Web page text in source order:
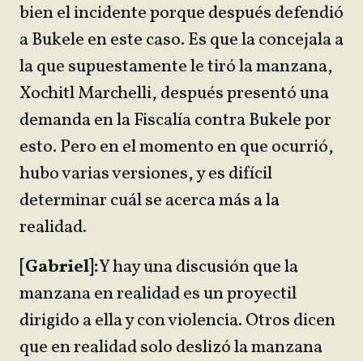
bien el incidente porque después defendió
a Bukele en este caso. Es que la concejala a
la que supuestamente le tiró la manzana,
Xochitl Marchelli, después presentó una
demanda en la Fiscalía contra Bukele por
esto. Pero en el momento en que ocurrió,
hubo varias versiones, y es difícil
determinar cuál se acerca más a la
realidad.
[Gabriel]:Y hay una discusión que la
manzana en realidad es un proyectil
dirigido a ella y con violencia. Otros dicen
que en realidad solo deslizó la manzana